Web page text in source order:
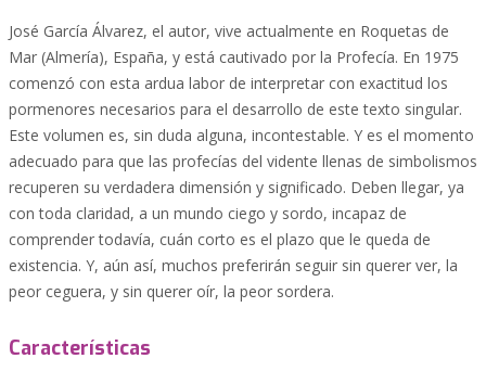
José García Álvarez, el autor, vive actualmente en Roquetas de
Mar (Almería), España, y está cautivado por la Profecía. En 1975
comenzó con esta ardua labor de interpretar con exactitud los
pormenores necesarios para el desarrollo de este texto singular.
Este volumen es, sin duda alguna, incontestable. Y es el momento
adecuado para que las profecías del vidente llenas de simbolismos
recuperen su verdadera dimensión y significado. Deben llegar, ya
con toda claridad, a un mundo ciego y sordo, incapaz de
comprender todavía, cuán corto es el plazo que le queda de
existencia. Y, aún así, muchos preferirán seguir sin querer ver, la
peor ceguera, y sin querer oír, la peor sordera.
Características